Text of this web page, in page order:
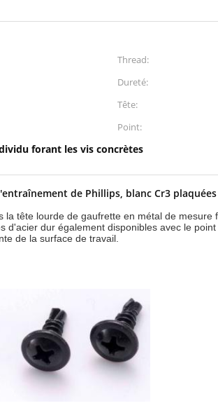
Thread:
Dureté:
Tête:
Point:
forant les vis concrètes
de Phillips, blanc Cr3 plaquées
tête lourde de gaufrette en métal de
dur également disponibles avec le
de la surface de travail.